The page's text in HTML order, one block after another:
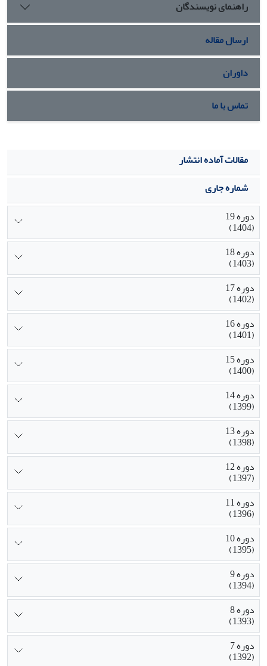
است.
راهنمای نویسندگان
ارسال مقاله
داوران
تماس با ما
مقالات آماده انتشار
شماره جاری
دوره 19
(1404)
دوره 18
(1403)
دوره 17
(1402)
دوره 16
(1401)
دوره 15
(1400)
دوره 14
(1399)
دوره 13
(1398)
دوره 12
(1397)
دوره 11
(1396)
دوره 10
(1395)
دوره 9
(1394)
دوره 8
(1393)
دوره 7
(1392)